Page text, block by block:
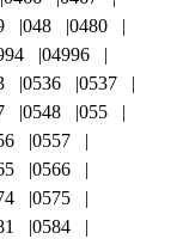
048
0480
04996
0536
0537
0548
055
0557
0566
0575
0584